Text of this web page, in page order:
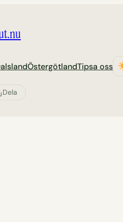
ÖstergötlandTipsa oss
Dela